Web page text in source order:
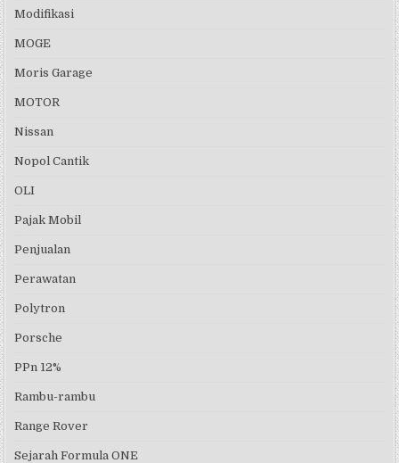
Modifikasi
MOGE
Moris Garage
MOTOR
Nissan
Nopol Cantik
OLI
Pajak Mobil
Penjualan
Perawatan
Polytron
Porsche
PPn 12%
Rambu-rambu
Range Rover
Sejarah Formula ONE